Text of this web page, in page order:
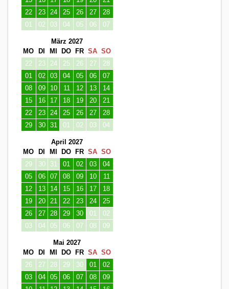
22
23 24 25 26 27
28
01
02 03 04 05 06 07
März 2027
MO
DI MI DO FR SA SO
22
23 24 25 26 27
28
01
02 03 04 05 06
07
08
09 10 11 12 13
14
15
16 17 18 19 20
21
22
23 24 25 26 27
28
29
30 31 01 02 03 04
April 2027
MO
DI MI DO FR SA SO
29
30 31 01 02 03
04
05
06 07 08 09 10
11
12
13 14 15 16 17
18
19
20 21 22 23 24
25
26
27 28 29 30 01
02
03
04 05 06 07 08 09
Mai 2027
MO
DI MI DO FR SA SO
26
27 28 29 30 01
02
03
04 05 06 07 08
09